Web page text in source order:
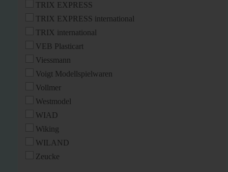
TRIX EXPRESS
TRIX EXPRESS international
TRIX international
VEB Plasticart
Viessmann
Voigt Modellspielwaren
Vollmer
Westmodel
WIAD
Wiking
WILAND
Zeucke